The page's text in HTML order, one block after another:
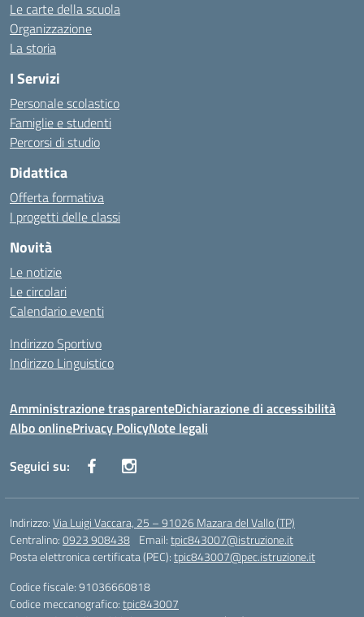
Le carte della scuola
Organizzazione
La storia
I Servizi
Personale scolastico
Famiglie e studenti
Percorsi di studio
Didattica
Offerta formativa
I progetti delle classi
Novità
Le notizie
Le circolari
Calendario eventi
Indirizzo Sportivo
Indirizzo Linguistico
Amministrazione trasparenteDichiarazione di accessibilità
Albo onlinePrivacy PolicyNote legali
Seguici su:
Indirizzo:Via Luigi Vaccara, 25 – 91026 Mazara del Vallo (TP)
Centralino:0923 908438 Email:tpic843007@istruzione.it
Posta elettronica certificata (PEC):tpic843007@pec.istruzione.it
Codice fiscale: 91036660818
Codice meccanografico:tpic843007